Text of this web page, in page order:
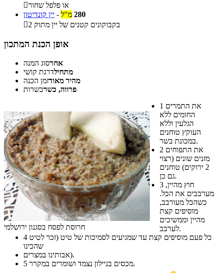
או פלפל שחור
יין קונדיטון - 280 מ"ל

2 בקבוקונים קטנים של יין מתוק
אופן הכנת המתכון
אחרסוג המנה
מתחילדרגת קושי
מהיר מאודזמן הכנה
פרווה, כשרכשרות
חרוסת לפסח בסגנון ירושלמי
1
החומים ללא
הגלעין וללא
העוקץ טוחנים
במכונת בשר.
2
מזנים שונים (רצוי
2 ירוקים) טוחנים
גם כן.
3
מערבבים את הכל.
כשהכל מעורבב,
מוסיפים קצת
מהיין וממשיכים
לערבב.
4
שהכינו
אבותינו במצרים).
5
מכסים בניילון נצמד ושומרים במקרר.